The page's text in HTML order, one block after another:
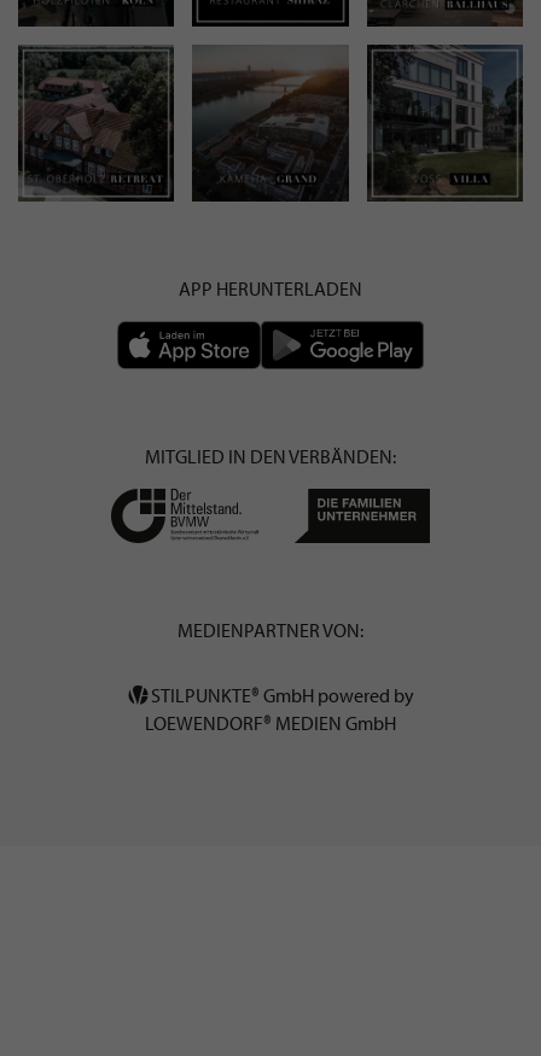
APP HERUNTERLADEN
MITGLIED IN DEN VERBÄNDEN:
MEDIENPARTNER VON:
STILPUNKTE® GmbH powered by
LOEWENDORF® MEDIEN GmbH